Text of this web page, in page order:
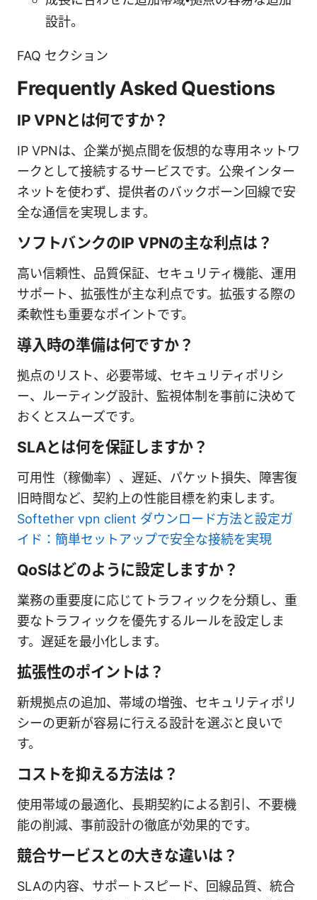
設計。
FAQ セクション
Frequently Asked Questions
IP VPNとは何ですか？
IP VPNは、企業が拠点間を仮想的な専用ネットワ
ークとして接続するサービスです。公衆インター
ネットを使わず、提供者のバックボーン回線で安
全な通信を実現します。
ソフトバンクのIP VPNの主な利点は？
高い信頼性、品質保証、セキュリティ機能、運用
サポート、拡張性が主な利点です。拡張する際の
柔軟性も重要なポイントです。
導入時の準備は何ですか？
拠点のリスト、必要帯域、セキュリティポリシ
ー、ルーティング設計、監視体制を事前に決めて
おくとスムーズです。
SLAとは何を保証しますか？
可用性（稼働率）、遅延、パケット損失、障害復
旧時間など、契約上の性能目標を約束します。
Softether vpn client ダウンロード方法と設定ガ
イド：簡単セットアップで安全な接続を実現
QoSはどのように設定しますか？
業務の重要度に応じてトラフィックを分類し、重
要なトラフィックを優先するルールを設定しま
す。遅延を最小化します。
拡張性のポイントは？
新規拠点の追加、帯域の増強、セキュリティポリ
シーの更新が容易に行える設計を選ぶと良いで
す。
コストを抑える方法は？
使用帯域の最適化、長期契約による割引、不要機
能の削減、事前設計の徹底が効果的です。
競合サービスとの大きな違いは？
SLAの内容、サポートスピード、回線品質、統合